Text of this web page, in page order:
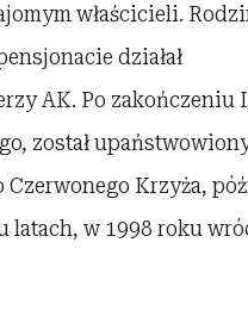
właścicieli.
działał
AK. Po zakończeniu
został
Krzyża,
latach, w 1998 roku